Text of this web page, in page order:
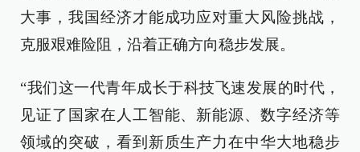
大事，我国经济才能成功应对重大风险挑战，
克服艰难险阻，沿着正确方向稳步发展。
“我们这一代青年成长于科技飞速发展的时代，
见证了国家在人工智能、新能源、数字经济等
领域的突破，看到新质生产力在中华大地稳步